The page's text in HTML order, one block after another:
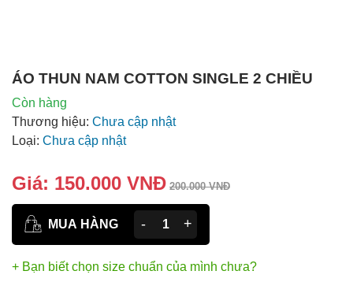
ÁO THUN NAM COTTON SINGLE 2 CHIỀU
Còn hàng
Thương hiệu: Chưa cập nhật
Loại: Chưa cập nhật
Giá: 150.000 VNĐ 200.000 VNĐ
MUA HÀNG - +
+ Bạn biết chọn size chuẩn của mình chưa?